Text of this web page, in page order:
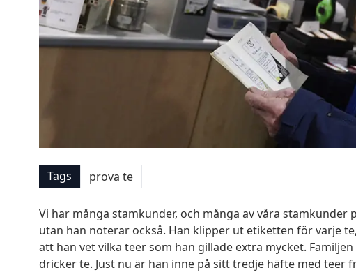
Tags prova te
Vi har många stamkunder, och många av våra
utan han noterar också. Han klipper ut etiketten för varje
att han vet vilka teer som han gillade extra mycket.
dricker te. Just nu är han inne på sitt tredje häfte med teer